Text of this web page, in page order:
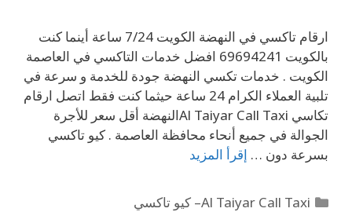
ارقام تاكسي في النهضة الكويت 7/24 ساعة أينما كنت
بالكويت 69694241 افضل خدمات التاكسي في العاصمة
الكويت . خدمات تكسي النهضة جودة للخدمة و سرعة في
تلبية العملاء الكرام 24 ساعة حيثما كنت فقط اتصل ارقام
تكاسي Al Taiyar Call Taxiالنهضة أقل سعر للأجرة
الجوالة في جميع أنحاء محافظة العاصمة . كيو تاكسي
بسرعة دون … إقرأ المزيد
Al Taiyar Call Taxi– كيو تاكسي